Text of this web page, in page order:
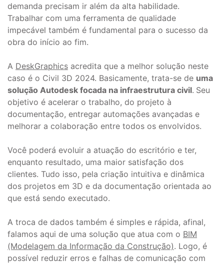
demanda precisam ir além da alta habilidade.
Trabalhar com uma ferramenta de qualidade
impecável também é fundamental para o sucesso da
obra do início ao fim.
A DeskGraphics acredita que a melhor solução neste
caso é o Civil 3D 2024. Basicamente, trata-se de uma
solução Autodesk focada na infraestrutura civil. Seu
objetivo é acelerar o trabalho, do projeto à
documentação, entregar automações avançadas e
melhorar a colaboração entre todos os envolvidos.
Você poderá evoluir a atuação do escritório e ter,
enquanto resultado, uma maior satisfação dos
clientes. Tudo isso, pela criação intuitiva e dinâmica
dos projetos em 3D e da documentação orientada ao
que está sendo executado.
A troca de dados também é simples e rápida, afinal,
falamos aqui de uma solução que atua com o BIM
(Modelagem da Informação da Construção). Logo, é
possível reduzir erros e falhas de comunicação com